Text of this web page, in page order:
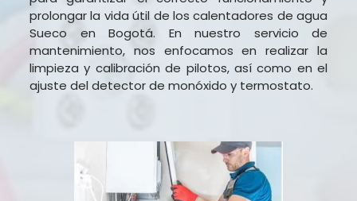
prolongar la vida útil de los calentadores de agua
Sueco en Bogotá. En nuestro servicio de
mantenimiento, nos enfocamos en realizar la
limpieza y calibración de pilotos, así como en el
ajuste del detector de monóxido y termostato.